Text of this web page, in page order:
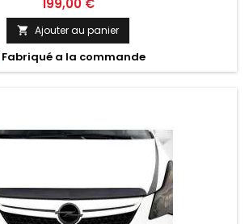
199,00 €
 Ajouter au panier
Fabriqué a la commande